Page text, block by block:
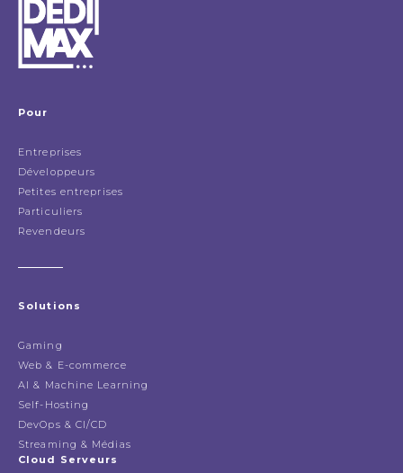
Pour
Entreprises
Développeurs
Petites entreprises
Particuliers
Revendeurs
Solutions
Gaming
Web & E-commerce
AI & Machine Learning
Self-Hosting
DevOps & CI/CD
Streaming & Médias
Cloud Serveurs